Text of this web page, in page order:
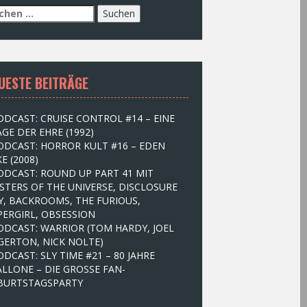
BEITRÄGE
CRUISE CONTROL #14 – EINE
DER EHRE (1992)
HORROR KULT #16 – EDEN
(2008)
ROUND UP PART 41 MIT
OF THE UNIVERSE, DISCLOSURE
BACKROOMS, THE FURIOUS,
OBSESSION
WARRIOR (TOM HARDY, JOEL
NICK NOLTE)
SLY TIME #21 – 80 JAHRE
– DIE GROSSE FAN-